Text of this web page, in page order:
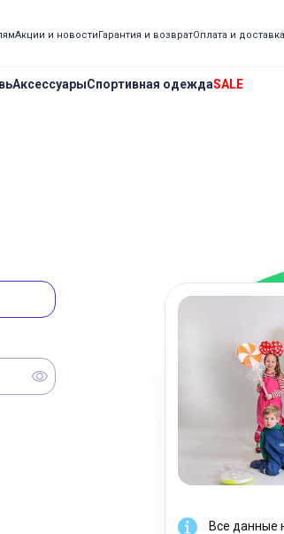
Акции и новостиГарантия и возвратОплата и доставка
АксессуарыСпортивная одеждаSALE
Все данные